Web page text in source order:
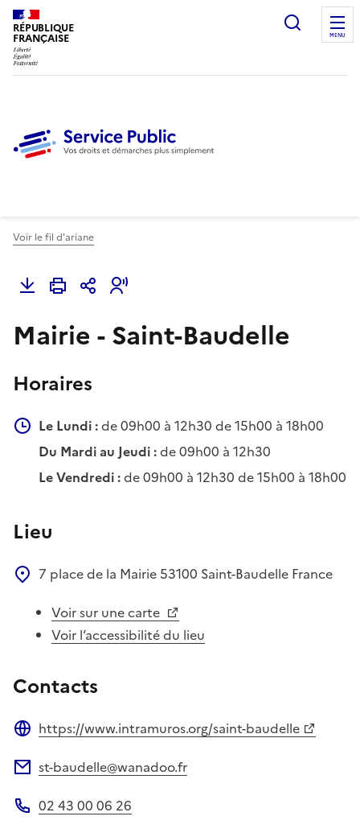
RÉPUBLIQUE
FRANÇAISE
Ouvrir
MENU
Voir le fil d'ariane
Mairie - Saint-Baudelle
Horaires
Le Lundi :de 09h00 à 12h30 de 15h00 à 18h00
Du Mardi au Jeudi :de 09h00 à 12h30
Le Vendredi :de 09h00 à 12h30 de 15h00 à 18h00
Lieu
7 place de la Mairie 53100 Saint-Baudelle France
Voir sur une carte
Voir l’accessibilité du lieu
Contacts
https://www.intramuros.org/saint-baudelle
st-baudelle@wanadoo.fr
02 43 00 06 26